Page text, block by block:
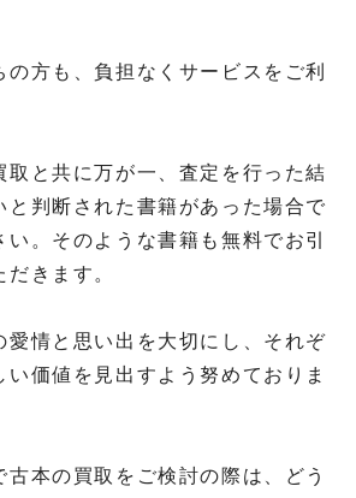
の方も、負担なくサービスをご利
取と共に万が一、査定を行った結
と判断された書籍があった場合で
い。そのような書籍も無料でお引
きます。
愛情と思い出を大切にし、それぞ
い価値を見出すよう努めておりま
古本の買取をご検討の際は、どう